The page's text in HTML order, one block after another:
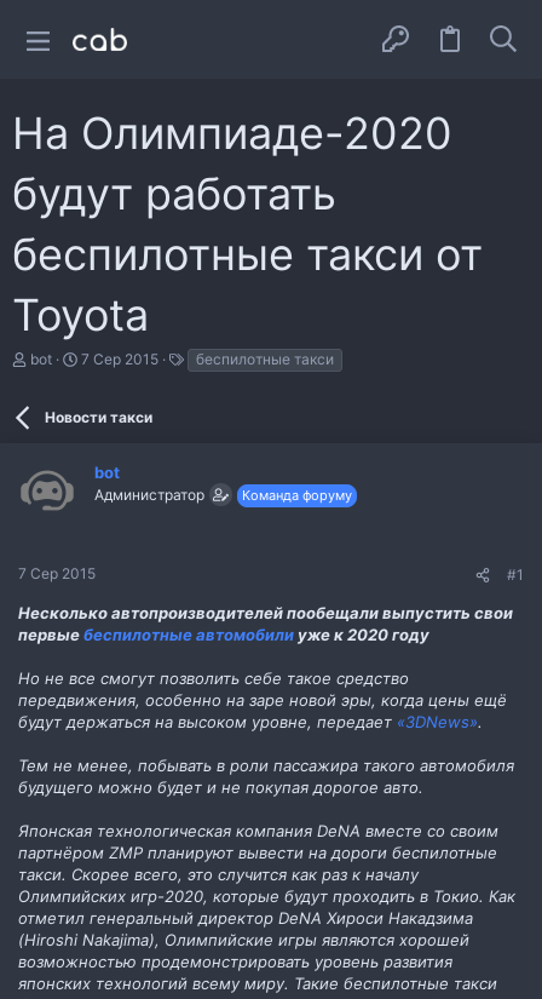
На Олимпиаде-2020
будут работать
беспилотные такси от
Toyota
А
е
м
bot
Д
а
н
7 Сер 2015
е
беспилотные такси
Новости такси
bot
Администратор Команда форуму
7 Сер 2015 #1
Несколько автопроизводителей пообещали выпустить свои
первыебеспилотные автомобили уже к 2020 году
Но не все смогут позволить себе такое средство
передвижения, особенно на заре новой эры, когда цены ещё
будут держаться на высоком уровне, передает «3DNews».
Тем не менее, побывать в роли пассажира такого автомобиля
будущего можно будет и не покупая дорогое авто.
Японская технологическая компания DeNA вместе со своим
партнёром ZMP планируют вывести на дороги беспилотные
такси. Скорее всего, это случится как раз к началу
Олимпийских игр-2020, которые будут проходить в Токио. Как
отметил генеральный директор DeNA Хироси Накадзима
(Hiroshi Nakajima), Олимпийские игры являются хорошей
возможностью продемонстрировать уровень развития
японских технологий всему миру. Такие беспилотные такси